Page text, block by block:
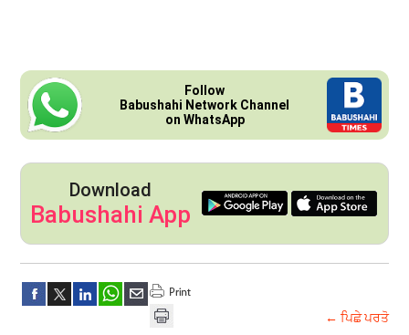
Follow
Babushahi Network Channel
on WhatsApp
Download
Babushahi App
← ਪਿਛੇ ਪਰਤੋ